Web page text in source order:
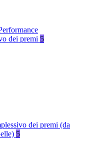
dei premi 5
dei premi (da
5